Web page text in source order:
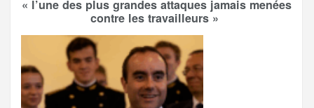
« l’une des plus grandes attaques jamais menées
contre les travailleurs »